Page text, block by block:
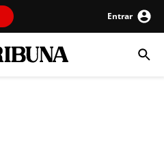
Entrar